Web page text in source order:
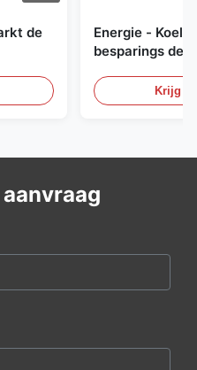
de
Energie -
besparings de
Krijg